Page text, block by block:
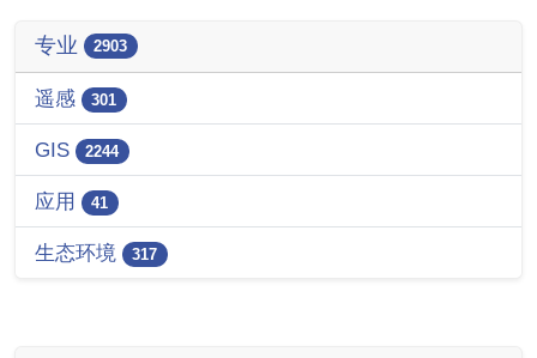
专业 2903
遥感 301
GIS 2244
应用 41
生态环境 317